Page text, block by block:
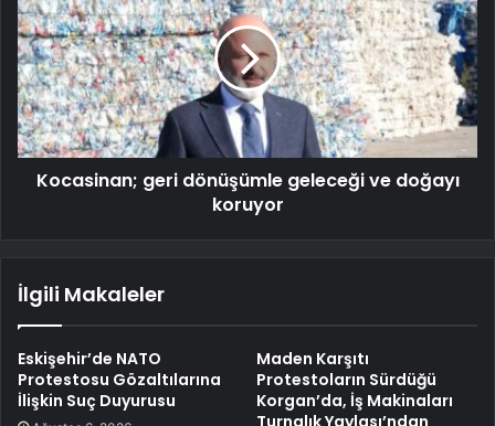
Kocasinan; geri dönüşümle geleceği ve doğayı
koruyor
İlgili Makaleler
Eskişehir’de NATO
Protestosu Gözaltılarına
İlişkin Suç Duyurusu
Maden Karşıtı
Protestoların Sürdüğü
Korgan’da, İş Makinaları